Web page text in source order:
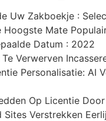
Uw Zakboekje :
Hoogste Mate
Datum : 2022
Verwerven
Personalisatie: AI
Op Licentie
Sites Verstrekken